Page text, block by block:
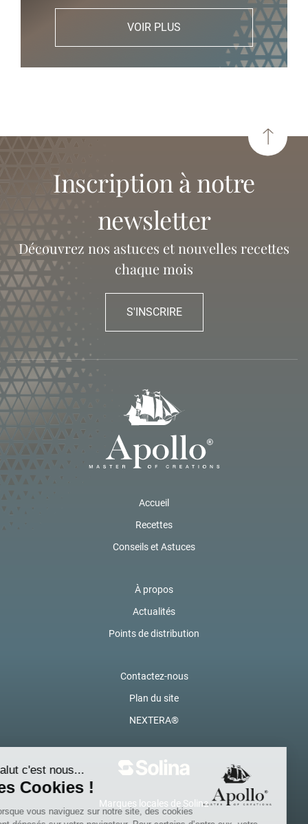
VOIR PLUS
inscription à notre
newsletter
Découvrez nos astuces et nouvelles recettes
chaque mois
S'INSCRIRE
Accueil
Recettes
Conseils et Astuces
À propos
Actualités
Points de distribution
Contactez-nous
Plan du site
NEXTERA®
Marques locales de Solina